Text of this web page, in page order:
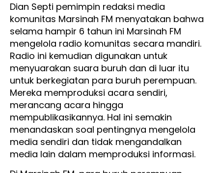
Dian Septi pemimpin redaksi media
komunitas Marsinah FM menyatakan bahwa
selama hampir 6 tahun ini Marsinah FM
mengelola radio komunitas secara mandiri.
Radio ini kemudian digunakan untuk
menyuarakan suara buruh dan di luar itu
untuk berkegiatan para buruh perempuan.
Mereka memproduksi acara sendiri,
merancang acara hingga
mempublikasikannya. Hal ini semakin
menandaskan soal pentingnya mengelola
media sendiri dan tidak mengandalkan
media lain dalam memproduksi informasi.